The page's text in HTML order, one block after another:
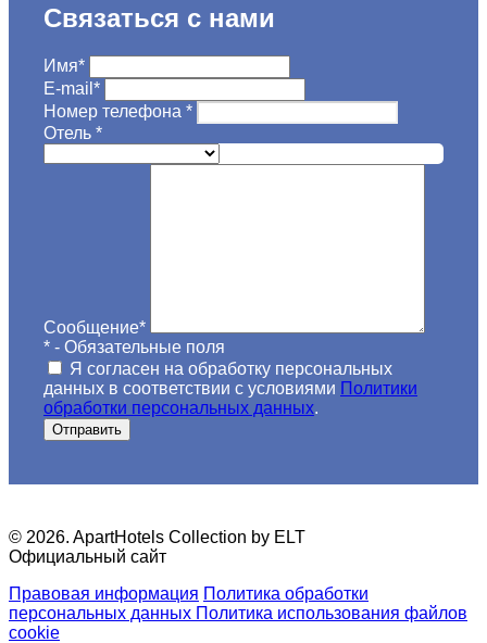
Связаться с нами
Имя*
E-mail *
Номер телефона *
Отель *
Сообщение*
* - Обязательные поля
Я согласен на обработку персональных
данных в соответствии с условиями Политики
обработки персональных данных.
Отправить
© 2026. ApartHotels Collection by ELT
Официальный сайт
Правовая информация Политика обработки
персональных данных Политика использования файлов
cookie